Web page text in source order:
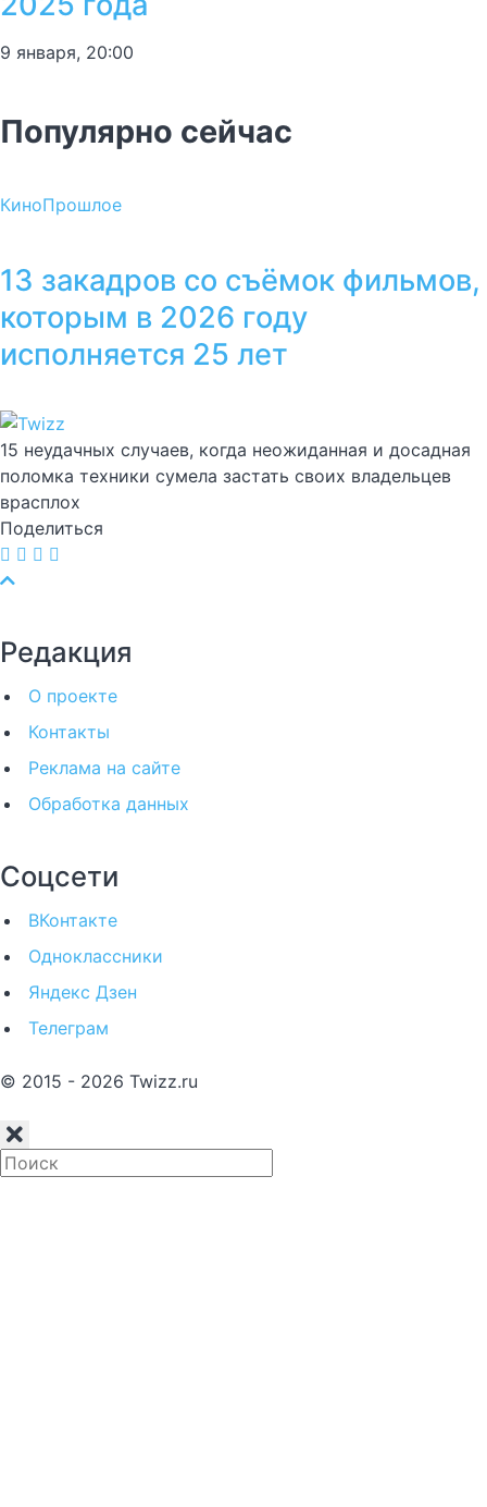
9 января, 20:00
Популярно сейчас
КиноПрошлое
13 закадров со съёмок фильмов,
которым в 2026 году
исполняется 25 лет
15 неудачных случаев, когда неожиданная и досадная
поломка техники сумела застать своих владельцев
врасплох
Поделиться
Редакция
О проекте
Контакты
Реклама на сайте
Обработка данных
Соцсети
ВКонтакте
Одноклассники
Яндекс Дзен
Телеграм
© 2015 - 2026 Twizz.ru